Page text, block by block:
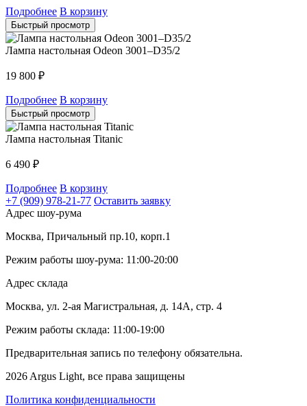
Подробнее В корзину
Быстрый просмотр
Лампа настольная Odeon 3001–D35/2
19 800 ₽
Подробнее В корзину
Быстрый просмотр
Лампа настольная Titanic
6 490 ₽
Подробнее В корзину
+7 (909) 978-21-77 Оставить заявку
Адрес шоу-рума
Москва, Причальный пр.10, корп.1
Режим работы шоу-рума: 11:00-20:00
Адрес склада
Москва, ул. 2-ая Магистральная, д. 14А, стр. 4
Режим работы склада: 11:00-19:00
Предварительная запись по телефону обязательна.
2026 Argus Light, все права защищены
Политика конфиденциальности